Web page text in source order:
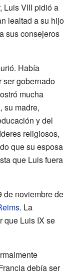
Luis VIII pidió a
lealtad a su hijo
sus consejeros
Había
ser gobernado
mucha
su madre,
y del
religiosos,
que su esposa
que Luis fuera
de noviembre de
. La
que Luis IX se
debía ser